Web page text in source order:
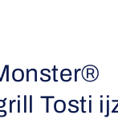
Tosti